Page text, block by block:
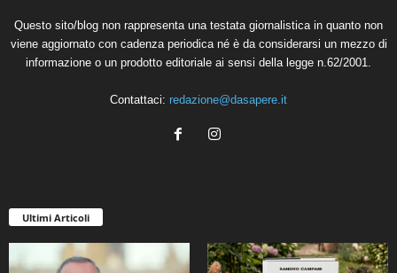
Questo sito/blog non rappresenta una testata giornalistica in quanto non
viene aggiornato con cadenza periodica né è da considerarsi un mezzo di
informazione o un prodotto editoriale ai sensi della legge n.62/2001.
Contattaci: redazione@dasapere.it
Ultimi Articoli